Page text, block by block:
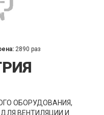
2890 раз
ОБОРУДОВАНИЯ,
ВЕНТИЛЯЦИИ И